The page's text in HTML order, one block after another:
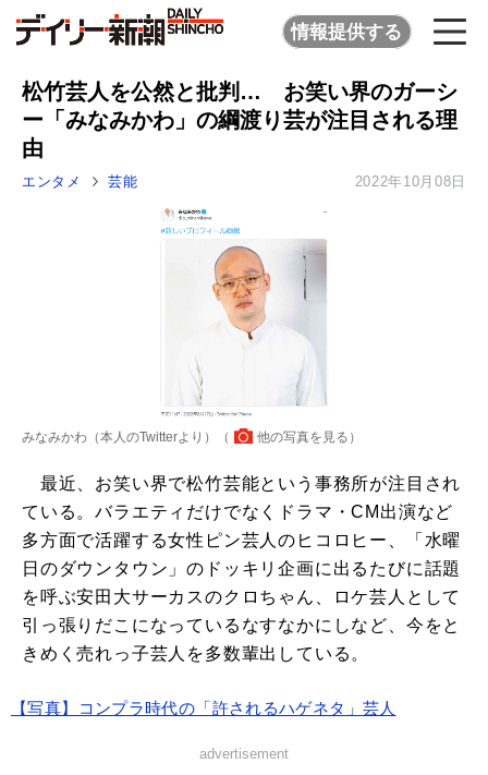
情報提供する
松竹芸人を公然と批判… お笑い界のガーシ
ー「みなみかわ」の綱渡り芸が注目される理
由
エンタメ 芸能 2022年10月08日
みなみかわ（本人のTwitterより）（ 他の写真を見る ）
最近、お笑い界で松竹芸能という事務所が注目され
ている。バラエティだけでなくドラマ・CM出演など
多方面で活躍する女性ピン芸人のヒコロヒー、「水曜
日のダウンタウン」のドッキリ企画に出るたびに話題
を呼ぶ安田大サーカスのクロちゃん、ロケ芸人として
引っ張りだこになっているなすなかにしなど、今をと
きめく売れっ子芸人を多数輩出している。
【写真】コンプラ時代の「許されるハゲネタ」芸人
advertisement